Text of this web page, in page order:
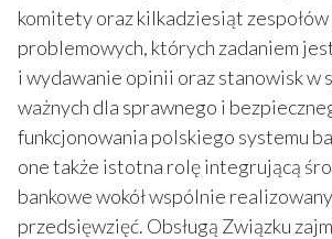
komitety oraz kilkadziesiąt
problemowych, których zadaniem
i wydawanie opinii oraz stanowisk w
ważnych dla sprawnego i
funkcjonowania polskiego systemu
one także istotna rolę integrującą
bankowe wokół wspólnie
przedsięwzięć. Obsługą Związku